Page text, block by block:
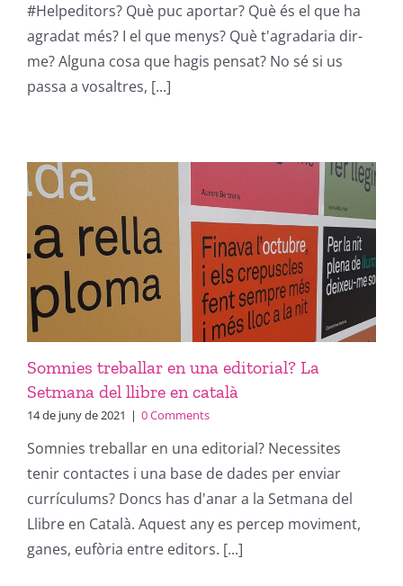
#Helpeditors? Què puc aportar? Què és el que ha
agradat més? I el que menys? Què t'agradaria dir-
me? Alguna cosa que hagis pensat? No sé si us
passa a vosaltres, [...]
Somnies treballar en una editorial? La
Setmana del llibre en català
14 de juny de 2021 | 0 Comments
Somnies treballar en una editorial? Necessites
tenir contactes i una base de dades per enviar
currículums? Doncs has d'anar a la Setmana del
Llibre en Català. Aquest any es percep moviment,
ganes, eufòria entre editors. [...]